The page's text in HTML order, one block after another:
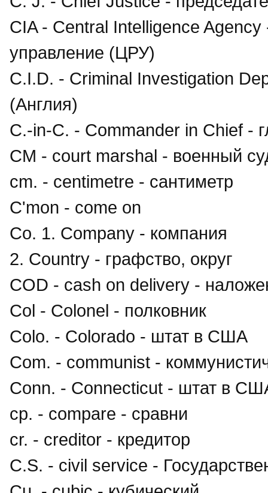
CIA - Central Intelligence
управление (ЦРУ)
C.I.D. - Criminal Investigation
(Англия)
C.-in-C. - Commander in Chief -
CM - court marshal - военный
cm. - centimetre - сантиметр
C'mon - come on
Co. 1. Company - компания
2. Country - графство, округ
COD - cash on delivery -
Col - Colonel - полковник
Colo. - Colorado - штат в США
Com. - communist -
Сonn. - Connecticut - штат в
cp. - compare - сравни
cr. - creditor - кредитор
C.S. - civil service -